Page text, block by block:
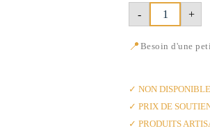
-
quantité
Speculoos
Gluten
+
📍 Besoin d'une
✓ NON
✓ PRIX DE
✓ PRODUITS